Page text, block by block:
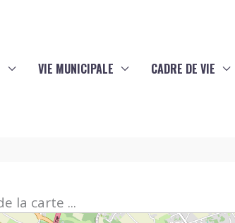
VIE MUNICIPALE CADRE DE VIE
la carte ...